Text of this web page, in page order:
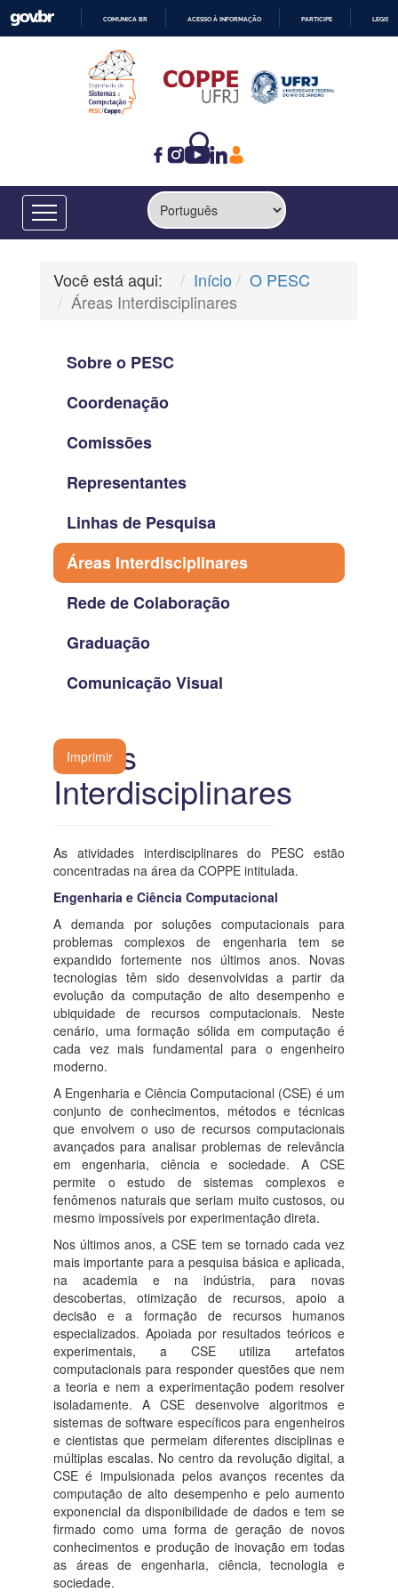
CONTEÚDO
COMUNICA BR ACESSO À INFORMAÇÃO PARTICIPE
Você está aqui: Início
O PESC
Áreas Interdisciplinares
Sobre o PESC
Coordenação
Comissões
Representantes
Linhas de Pesquisa
Áreas Interdisciplinares
Rede de Colaboração
Graduação
Comunicação Visual
Imprimir
Áreas
Interdisciplinares
As atividades interdisciplinares do PESC estão
concentradas na área da COPPE intitulada.
Engenharia e Ciência Computacional
A demanda por soluções computacionais para
problemas complexos de engenharia tem se
expandido fortemente nos últimos anos. Novas
tecnologias têm sido desenvolvidas a partir da
evolução da computação de alto desempenho e
ubiquidade de recursos computacionais. Neste
cenário, uma formação sólida em computação é
cada vez mais fundamental para o engenheiro
moderno.
A Engenharia e Ciência Computacional (CSE) é um
conjunto de conhecimentos, métodos e técnicas
que envolvem o uso de recursos computacionais
avançados para analisar problemas de relevância
em engenharia, ciência e sociedade. A CSE
permite o estudo de sistemas complexos e
fenômenos naturais que seriam muito custosos, ou
mesmo impossíveis por experimentação direta.
Nos últimos anos, a CSE tem se tornado cada vez
mais importante para a pesquisa básica e aplicada,
na academia e na indústria, para novas
descobertas, otimização de recursos, apoio a
decisão e a formação de recursos humanos
especializados. Apoiada por resultados teóricos e
experimentais, a CSE utiliza artefatos
computacionais para responder questões que nem
a teoria e nem a experimentação podem resolver
isoladamente. A CSE desenvolve algoritmos e
sistemas de software específicos para engenheiros
e cientistas que permeiam diferentes disciplinas e
múltiplas escalas. No centro da revolução digital, a
CSE é impulsionada pelos avanços recentes da
computação de alto desempenho e pelo aumento
exponencial da disponibilidade de dados e tem se
firmado como uma forma de geração de novos
conhecimentos e produção de inovação em todas
as áreas de engenharia, ciência, tecnologia e
sociedade.